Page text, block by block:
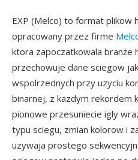
EXP (Melco) to format plikow
opracowany przez firme
ktora zapoczatkowala branże
przechowuje dane sciegow
wspolrzednych przy uzyciu
binarnej, z kazdym rekordem
pionowe przesuniecie igly
typu sciegu, zmian kolorow i
uzywaja prostego